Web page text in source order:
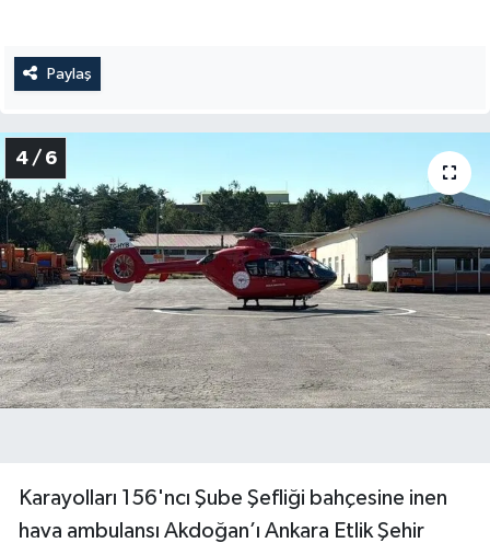
Paylaş
4 / 6
Karayolları 156'ncı Şube Şefliği bahçesine inen
hava ambulansı Akdoğan’ı Ankara Etlik Şehir